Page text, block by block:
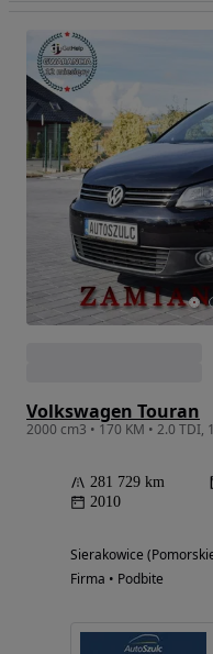
Volkswagen Touran
281 729 km
2010
Sierakowice
Firma • Podbite